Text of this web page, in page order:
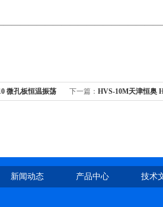
：
微孔板恒温振荡 下一篇： HVS-10M天津恒奥
新闻动态 产品中心 技术